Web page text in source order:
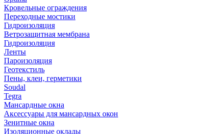
Кровельные ограждения
Переходные мостики
Гидроизоляция
Ветрозащитная мембрана
Гидроизоляция
Ленты
Пароизоляция
Геотекстиль
Пены, клеи, герметики
Soudal
Tegra
Мансардные окна
Аксессуары для мансардных окон
Зенитные окна
Изоляционные оклады